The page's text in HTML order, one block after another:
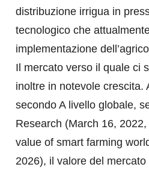
distribuzione irrigua in
tecnologico che
implementazione
Il mercato verso il quale ci
inoltre in notevole crescita.
secondo A livello globale,
Research (March 16,
value of smart farming
2026), il valore del